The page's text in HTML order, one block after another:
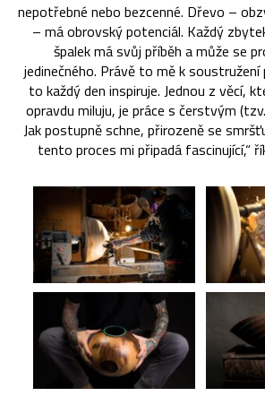
nepotřebné nebo bezcenné. Dřevo –
– má obrovský potenciál. Každý
špalek má svůj příběh a může se
jedinečného. Právě to mě k
to každý den inspiruje. Jednou z věcí,
opravdu miluju, je práce s čerstvým
Jak postupně schne, přirozeně se
tento proces mi připadá fascinující,“